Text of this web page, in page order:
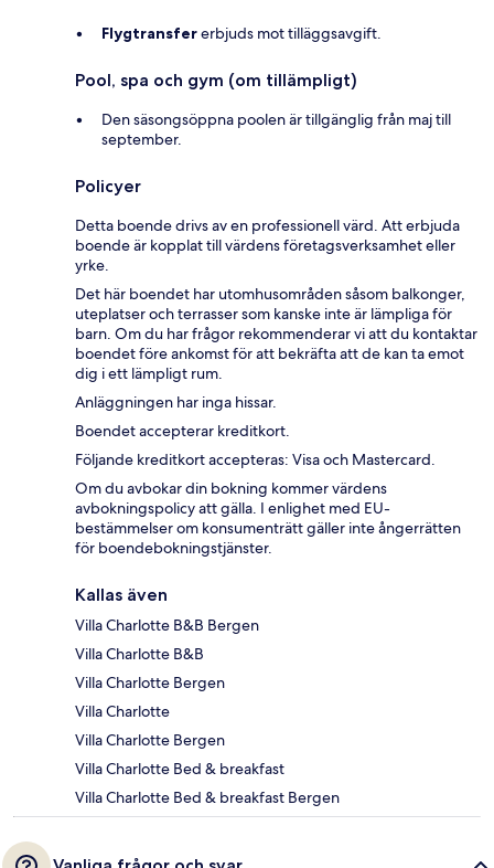
Flygtransfererbjuds mot tilläggsavgift.
Pool, spa och gym (om tillämpligt)
Den säsongsöppna poolen är tillgänglig från maj till
september.
Policyer
Detta boende drivs av en professionell värd. Att erbjuda
boende är kopplat till värdens företagsverksamhet eller
yrke.
Det här boendet har utomhusområden såsom balkonger,
uteplatser och terrasser som kanske inte är lämpliga för
barn. Om du har frågor rekommenderar vi att du kontaktar
boendet före ankomst för att bekräfta att de kan ta emot
dig i ett lämpligt rum.
Anläggningen har inga hissar.
Boendet accepterar kreditkort.
Följande kreditkort accepteras: Visa och Mastercard.
Om du avbokar din bokning kommer värdens
avbokningspolicy att gälla. I enlighet med EU-
bestämmelser om konsumenträtt gäller inte ångerrätten
för boendebokningstjänster.
Kallas även
Villa Charlotte B&B Bergen
Villa Charlotte B&B
Villa Charlotte Bergen
Villa Charlotte
Villa Charlotte Bergen
Villa Charlotte Bed & breakfast
Villa Charlotte Bed & breakfast Bergen